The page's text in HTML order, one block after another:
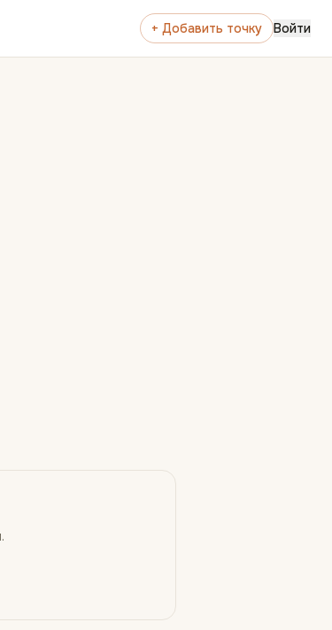
+ Добавить точку Войти
.